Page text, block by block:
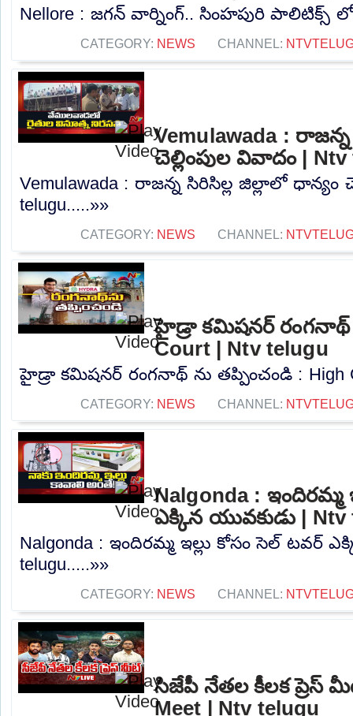
Nellore : జగన్ వార్నింగ్.. సింహపురి పాలిటిక్స్
CATEGORY: NEWS CHANNEL:
Vemulawada :
చెల్లింపుల వివాదం |
Vemulawada : రాజన్న సిరిసిల్ల జిల్లాలో ధాన్యం
telugu.....»»
CATEGORY: NEWS CHANNEL:
హైడ్రా కమిషనర్ రంగనాథ్
Court | Ntv telugu
హైడ్రా కమిషనర్ రంగనాథ్ ను తప్పించండి : High
CATEGORY: NEWS CHANNEL:
Nalgonda : ఇందిరమ్మ
ఎక్కిన యువకుడు | Ntv
Nalgonda : ఇందిరమ్మ ఇల్లు కోసం సెల్ టవర్
telugu.....»»
CATEGORY: NEWS CHANNEL:
సిజేపీ నేతల కీలక ప్రెస్
Meet | Ntv telugu